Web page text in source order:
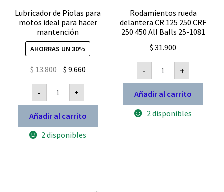
Lubricador de Piolas para
motos ideal para hacer
mantención
AHORRAS UN 30%
$13.800 El
original
era:
$ 13.800.
$ 9.660El
es:
$ 9.660.
-
Lubricador
Piolas
para
motos
ideal
para
+
Añadir al carrito
2 disponibles
Rodamientos rueda
delantera CR 125 250 CRF
250 450 All Balls 25-1081
$ 31.900
-
Rodamientos
rueda
delantera
CR
125
250
CRF
+
Añadir al carrito
2 disponibles